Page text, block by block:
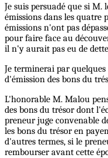
Je suis persuadé que si
émissions dans les quatre
émissions n'ont pas
pour faire face au
il n'y aurait pas eu de
Je terminerai par
d'émission des bons du
L'honorable M. Malou
des bons du trésor dont
preneur juge convenable
les bons du trésor en
d'autres termes, si le
rembourser avant cette